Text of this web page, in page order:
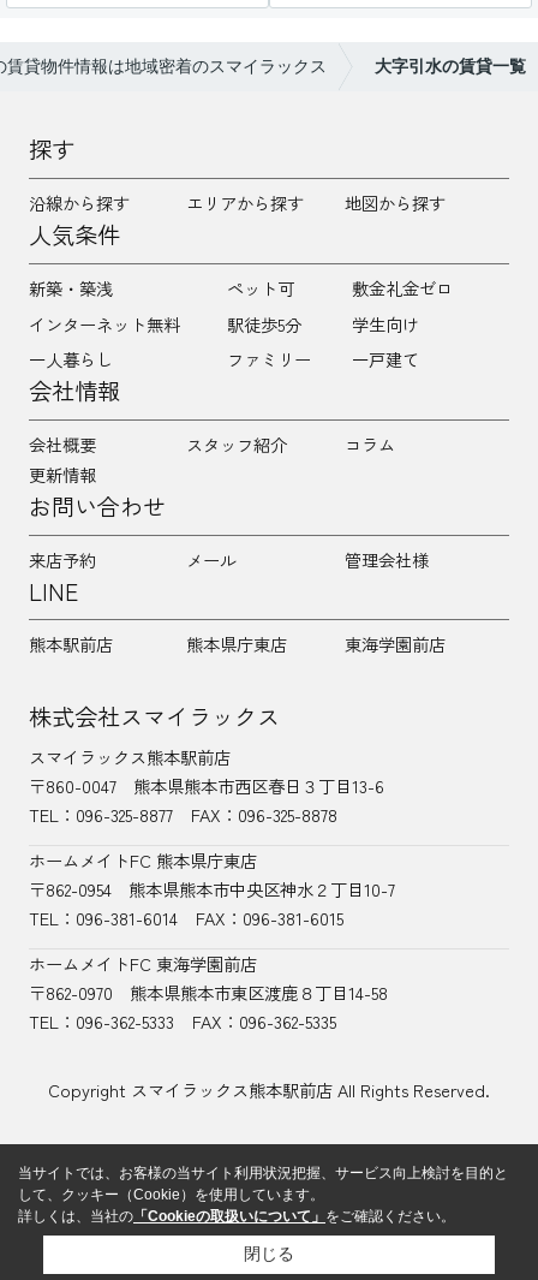
賃貸物件情報は地域密着のスマイラックス 大字引水の賃貸一覧
探す
沿線から探す エリアから探す 地図から探す
人気条件
新築・築浅 ペット可
敷金礼金ゼロ
インターネット無料
駅徒歩5分
学生向け
一人暮らし
ファミリー 一戸建て
会社情報
会社概要 スタッフ紹介
コラム
更新情報
お問い合わせ
来店予約 メール 管理会社様
LINE
熊本駅前店 熊本県庁東店 東海学園前店
株式会社スマイラックス
スマイラックス熊本駅前店
〒860-0047
熊本県熊本市西区春日３丁目13-6
TEL： 096-325-8877
FAX：096-325-8878
ホームメイトFC 熊本県庁東店
〒862-0954
熊本県熊本市中央区神水２丁目10-7
TEL：096-381-6014
FAX：096-381-6015
ホームメイトFC 東海学園前店
〒862-0970
熊本県熊本市東区渡鹿８丁目14-58
TEL： 096-362-5333 FAX：096-362-5335
Copyright スマイラックス熊本駅前店 All Rights Reserved.
当サイトでは、お客様の当サイト利用状況把握、サービス向上検討を目的と
して、クッキー（Cookie）を使用しています。
詳しくは、当社の 「Cookieの取扱いについて」 をご確認ください。
閉じる